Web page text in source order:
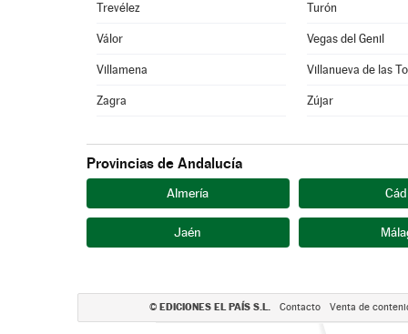
Trevélez Turón
Válor Vegas del Genil
Villamena Villanueva de las
Zagra Zújar
Provincias de Andalucía
Almería
Jaén
© EDICIONES EL PAÍS S.L. Contacto Venta de